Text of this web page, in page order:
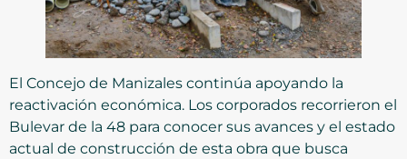
El Concejo de Manizales continúa apoyando la
reactivación económica. Los corporados recorrieron el
Bulevar de la 48 para conocer sus avances y el estado
actual de construcción de esta obra que busca